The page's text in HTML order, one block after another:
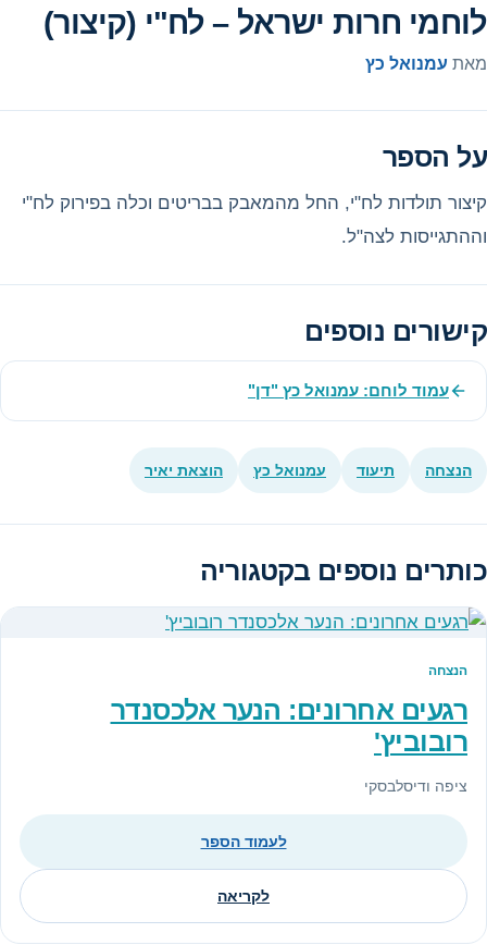
לוחמי חרות ישראל – לח"י (קיצור)
מאת עמנואל כץ
על הספר
קיצור תולדות לח"י, החל מהמאבק בבריטים וכלה בפירוק לח"י
וההתגייסות לצה"ל.
קישורים נוספים
עמוד לוחם: עמנואל כץ "דן"
הנצחה תיעוד עמנואל כץ הוצאת יאיר
כותרים נוספים בקטגוריה
הנצחה
רגעים אחרונים: הנער אלכסנדר
רובוביץ'
ציפה ודיסלבסקי
לעמוד הספר
לקריאה